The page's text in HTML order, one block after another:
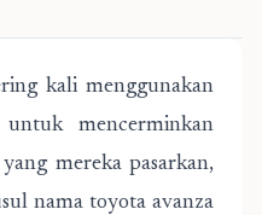
kali menggunakan
mencerminkan
mereka pasarkan,
nama toyota avanza